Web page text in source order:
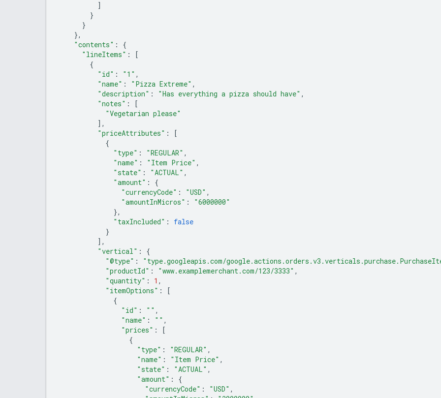
]
}
}
},
"contents" :
{
"lineItems" :
[
{
"id" : "1" ,
"name" : "Pizza Extreme" ,
"description" : "Has everything a pizza should have" ,
"notes" :
[
"Vegetarian please"
],
"priceAttributes" :
[
{
"type" : "REGULAR" ,
"name" : "Item Price" ,
"state" : "ACTUAL" ,
"amount" :
{
"currencyCode" : "USD" ,
"amountInMicros" :
"6000000"
},
"taxIncluded" :
false
}
],
"vertical" :
{
"@type" : "type.googleapis.com/
"productId" : "www.examplemerchant.com/123/3333" ,
"quantity" : 1 ,
"itemOptions" :
[
{
"id" : "" ,
"name" : "" ,
"prices" :
[
{
"type" : "REGULAR" ,
"name" : "Item Price" ,
"state" : "ACTUAL" ,
"amount" :
{
"currencyCode" : "USD" ,